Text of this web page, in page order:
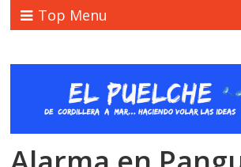
Top Menu